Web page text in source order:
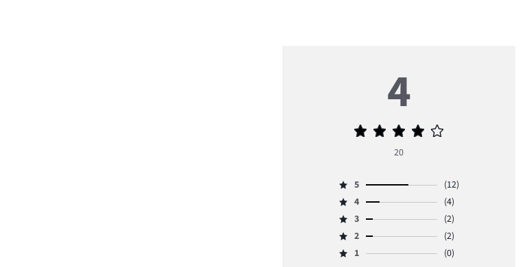
4
Gemiddelde
4
20
Beoordeling
5,
aantal
reviews
5
(12)
Beoordeling
4,
aantal
reviews
4
(4)
Beoordeling
3,
aantal
3
(2)
Beoordeling
2,
2
(2)
Beoordeling
1 (0)